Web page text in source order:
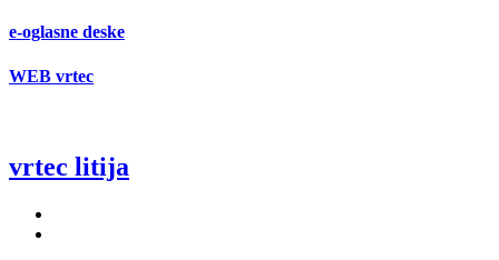
e-oglasne deske
WEB vrtec
vrtec litija